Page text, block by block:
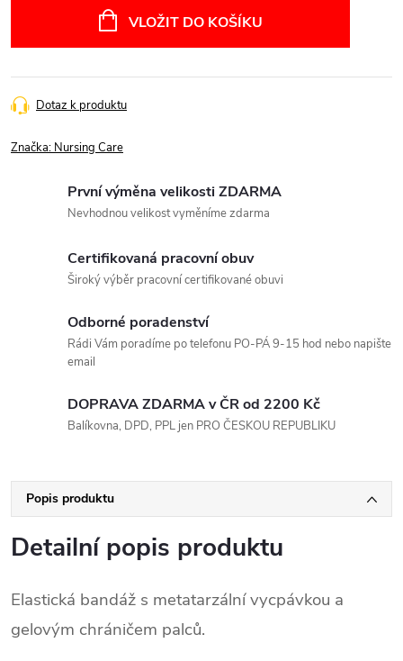
VLOŽIT DO KOŠÍKU
Dotaz k produktu
Značka: Nursing Care
První výměna velikosti ZDARMA
Nevhodnou velikost vyměníme zdarma
Certifikovaná pracovní obuv
Široký výběr pracovní certifikované obuvi
Odborné poradenství
Rádi Vám poradíme po telefonu PO-PÁ 9-15 hod nebo napište
email
DOPRAVA ZDARMA v ČR od 2200 Kč
Balíkovna, DPD, PPL jen PRO ČESKOU REPUBLIKU
Popis produktu
Detailní popis produktu
Elastická bandáž s metatarzální vycpávkou a
gelovým chráničem palců.